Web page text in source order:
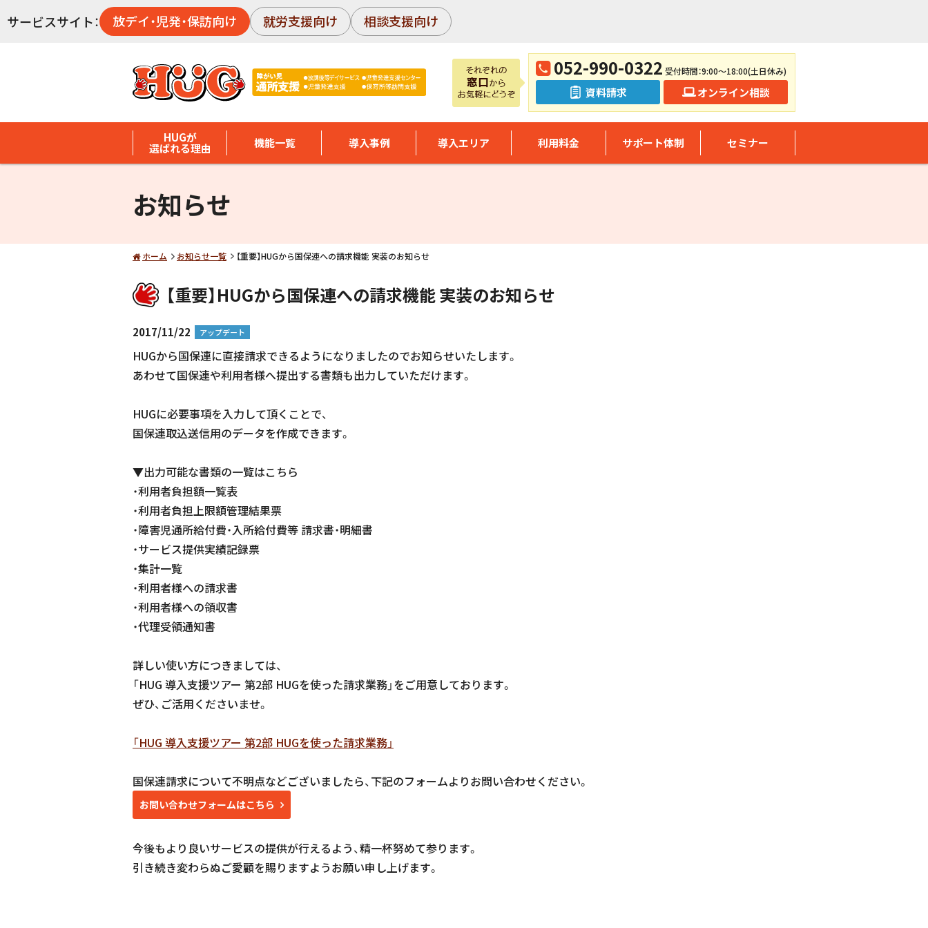
サービスサイト： 放デイ・児発・保訪向け 就労支援向け 相談支援向け
052-990-0322 受付時間：9:00～18:00(土日休み)
資料請求 オンライン相談
HUGが
選ばれる理由 機能一覧 導入事例 導入エリア 利用料金 サポート体制 セミナー
お知らせ
ホーム お知らせ一覧 【重要】HUGから国保連への請求機能 実装のお知らせ
【重要】HUGから国保連への請求機能 実装のお知らせ
2017/11/22 アップデート
HUGから国保連に直接請求できるようになりましたのでお知らせいたします。
あわせて国保連や利用者様へ提出する書類も出力していただけます。
HUGに必要事項を入力して頂くことで、
国保連取込送信用のデータを作成できます。
▼出力可能な書類の一覧はこちら
・利用者負担額一覧表
・利用者負担上限額管理結果票
・障害児通所給付費・入所給付費等 請求書・明細書
・サービス提供実績記録票
・集計一覧
・利用者様への請求書
・利用者様への領収書
・代理受領通知書
詳しい使い方につきましては、
「HUG 導入支援ツアー 第2部 HUGを使った請求業務」をご用意しております。
ぜひ、ご活用くださいませ。
「HUG 導入支援ツアー 第2部 HUGを使った請求業務」
国保連請求について不明点などございましたら、下記のフォームよりお問い合わせください。
お問い合わせフォームはこちら
今後もより良いサービスの提供が行えるよう、精一杯努めて参ります。
引き続き変わらぬご愛顧を賜りますようお願い申し上げます。